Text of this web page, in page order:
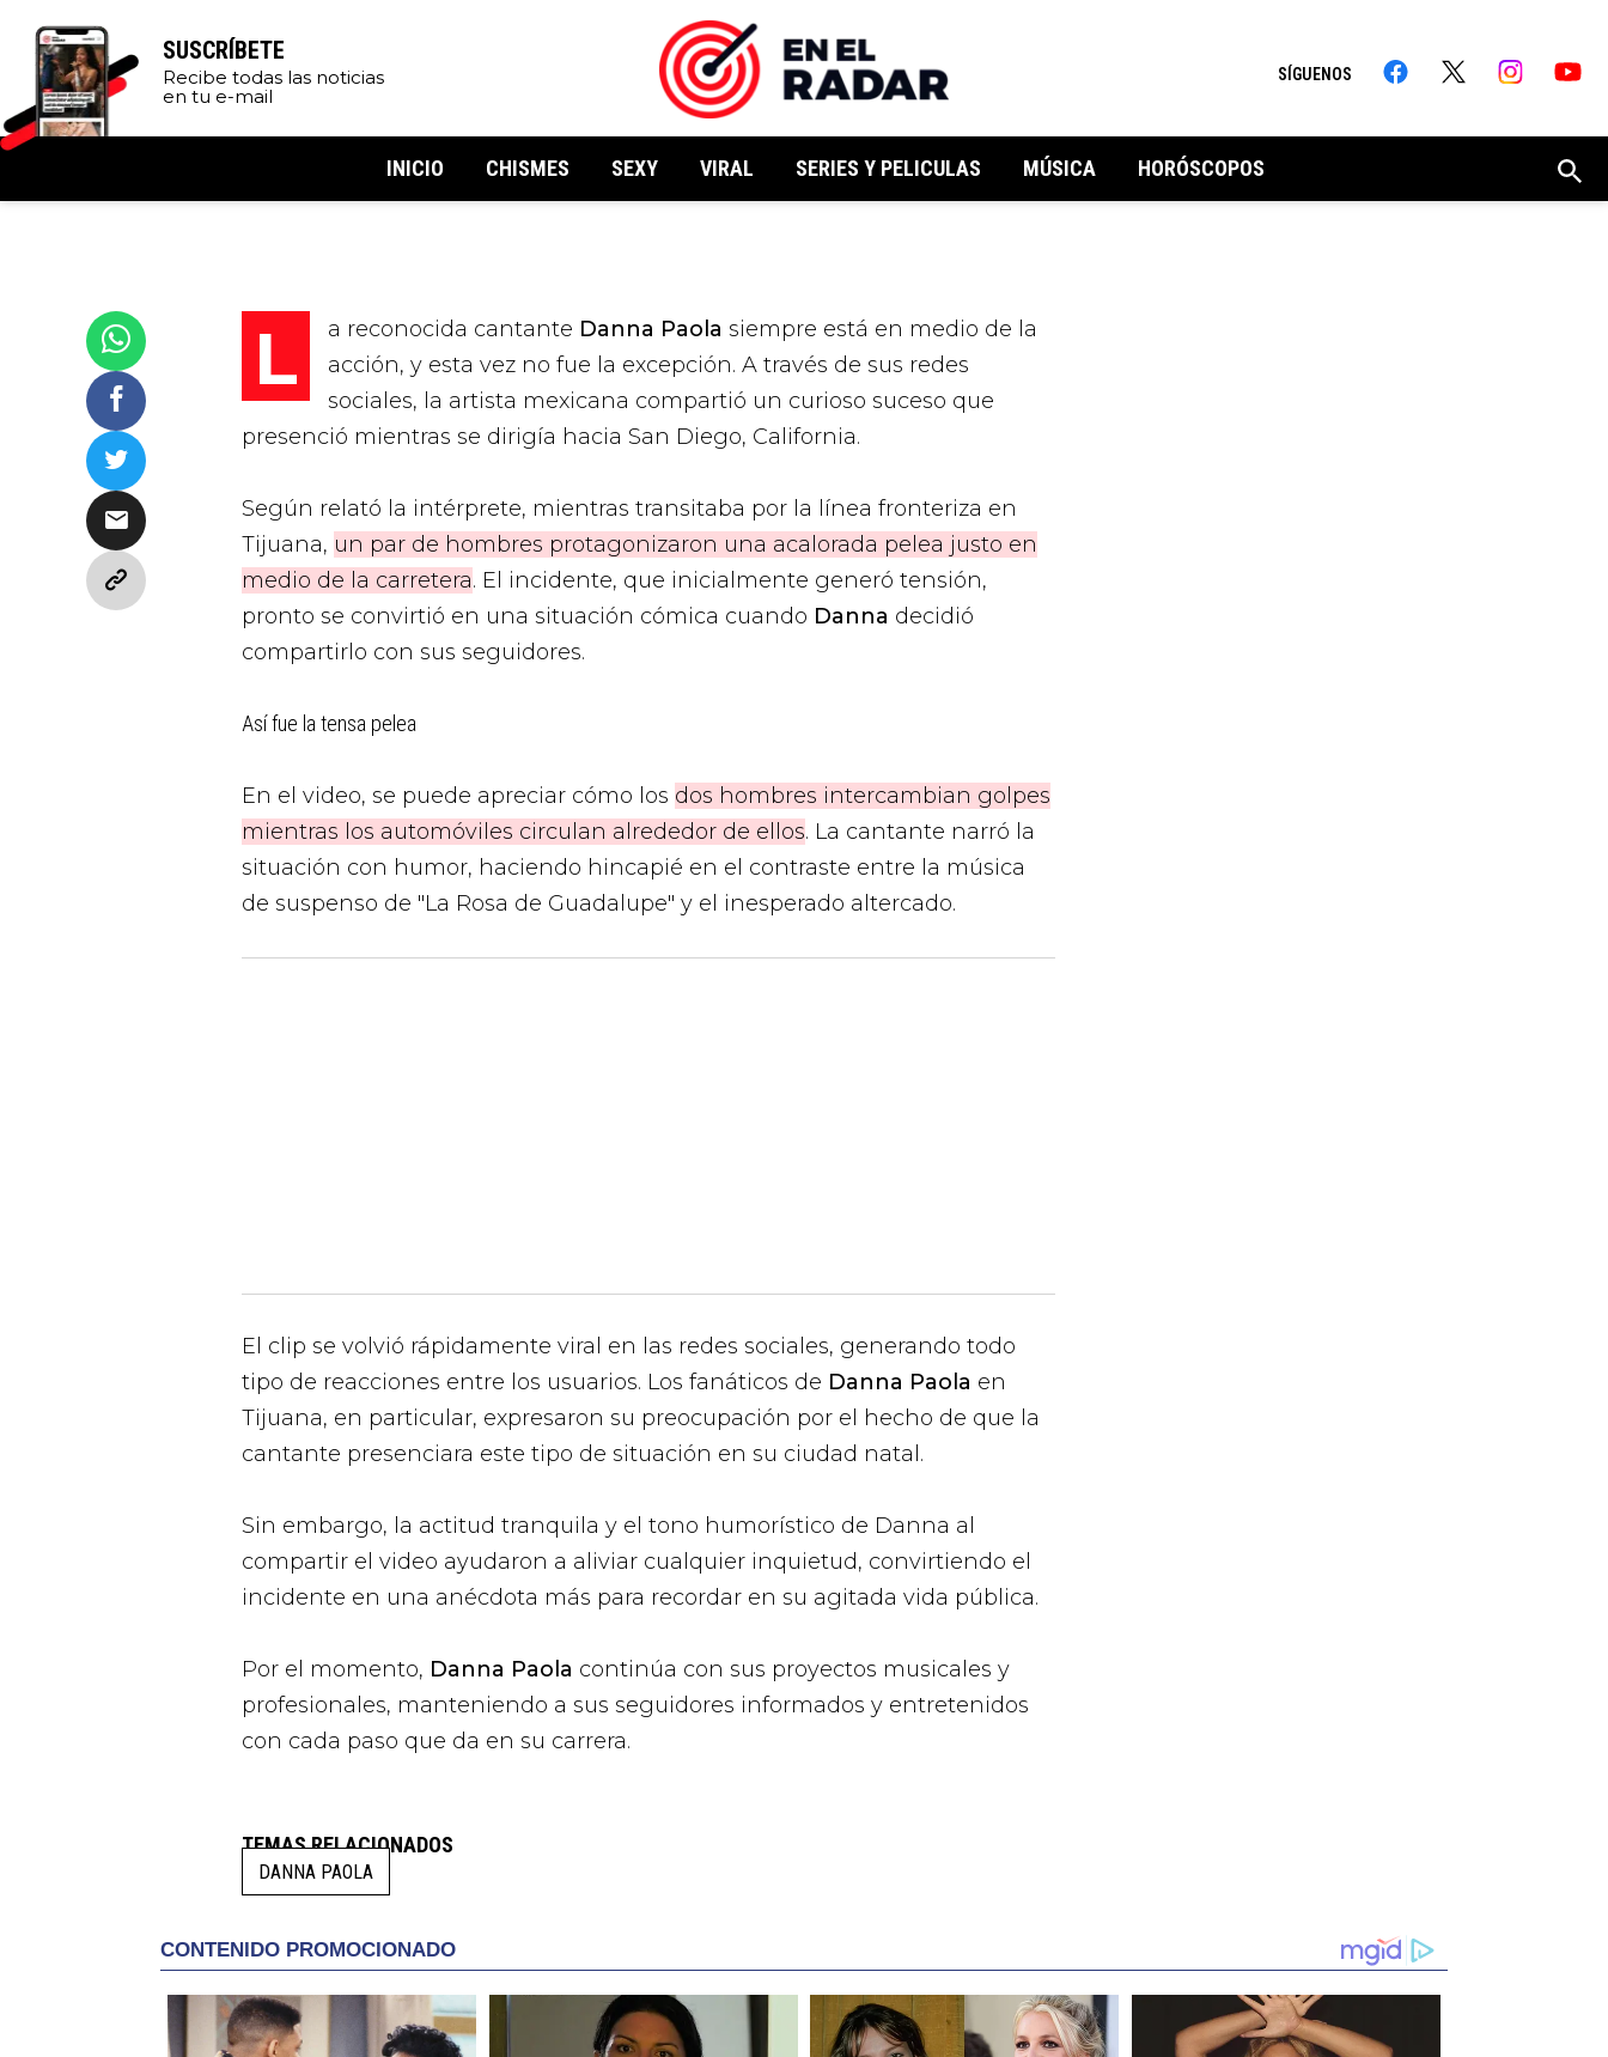
SUSCRÍBETE
Recibe todas las noticias
en tu e-mail
SÍGUENOS
INICIO CHISMES SEXY VIRAL SERIES Y PELICULAS MÚSICA HORÓSCOPOS
La reconocida cantante Danna Paola siempre está en medio de la
acción, y esta vez no fue la excepción. A través de sus redes
sociales, la artista mexicana compartió un curioso suceso que
presenció mientras se dirigía hacia San Diego, California.
Según relató la intérprete, mientras transitaba por la línea fronteriza en
Tijuana, un par de hombres protagonizaron una acalorada pelea justo en
medio de la carretera. El incidente, que inicialmente generó tensión,
pronto se convirtió en una situación cómica cuando Danna decidió
compartirlo con sus seguidores.
Así fue la tensa pelea
En el video, se puede apreciar cómo los dos hombres intercambian golpes
mientras los automóviles circulan alrededor de ellos. La cantante narró la
situación con humor, haciendo hincapié en el contraste entre la música
de suspenso de "La Rosa de Guadalupe" y el inesperado altercado.
El clip se volvió rápidamente viral en las redes sociales, generando todo
tipo de reacciones entre los usuarios. Los fanáticos de Danna Paola en
Tijuana, en particular, expresaron su preocupación por el hecho de que la
cantante presenciara este tipo de situación en su ciudad natal.
Sin embargo, la actitud tranquila y el tono humorístico de Danna al
compartir el video ayudaron a aliviar cualquier inquietud, convirtiendo el
incidente en una anécdota más para recordar en su agitada vida pública.
Por el momento, Danna Paola continúa con sus proyectos musicales y
profesionales, manteniendo a sus seguidores informados y entretenidos
con cada paso que da en su carrera.
TEMAS RELACIONADOS
DANNA PAOLA